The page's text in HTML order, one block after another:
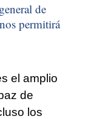
de
permitirá
el amplio
de
los